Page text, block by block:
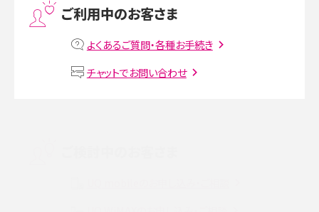
MNOとは？MVNOやMVNEとの違いやメリット・デメリットを解説
VPN接続とは？仕組みや必要性、メリット・デメリット、接続方法を解説
ご利用中のお客さま
よくあるご質問・各種お手続き
チャットでお問い合わせ